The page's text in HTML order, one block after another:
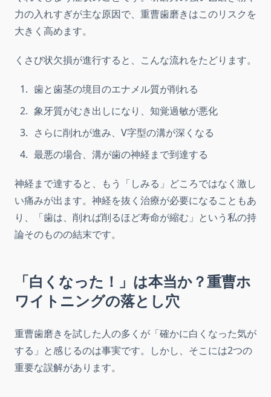
力の入れすぎが主な原因で、重曹歯磨きはこのリスクを
大きく高めます。
くさび状欠損が進行すると、こんな流れをたどります。
歯と歯茎の境目のエナメル質が削れる
象牙質がむき出しになり、知覚過敏が悪化
さらに削れが進み、V字型の溝が深くなる
最悪の場合、溝が歯の神経まで到達する
神経まで達すると、もう「しみる」どころではなく激し
い痛みが出ます。神経を抜く治療が必要になることもあ
り、「歯は、削れば削るほど寿命が縮む」という私の持
論そのものの結末です。
「白くなった！」は本当か？重曹ホ
ワイトニングの落とし穴
重曹歯磨きを試した人の多くが「確かに白くなった気が
する」と感じるのは事実です。しかし、そこには2つの
重要な誤解があります。